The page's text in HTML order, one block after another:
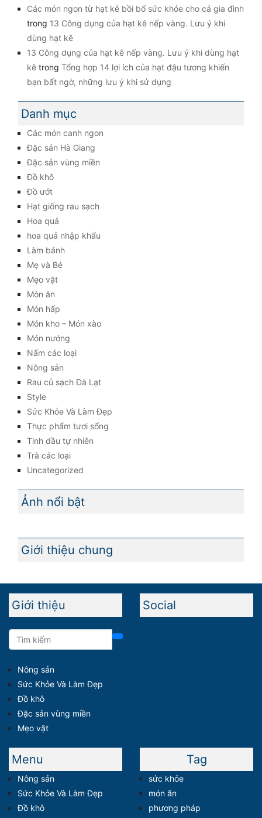
Các món ngon từ hạt kê bồi bổ sức khỏe cho cả gia đình
trong 13 Công dụng của hạt kê nếp vàng. Lưu ý khi
dùng hạt kê
13 Công dụng của hạt kê nếp vàng. Lưu ý khi dùng hạt
kê trong Tổng hợp 14 lợi ích của hạt đậu tương khiến
bạn bất ngờ, những lưu ý khi sử dụng
Danh mục
Các món canh ngon
Đặc sản Hà Giang
Đặc sản vùng miền
Đồ khô
Đồ ướt
Hạt giống rau sạch
Hoa quả
hoa quả nhập khẩu
Làm bánh
Mẹ và Bé
Mẹo vặt
Món ăn
Món hấp
Món kho – Món xào
Món nướng
Nấm các loại
Nông sản
Rau củ sạch Đà Lạt
Style
Sức Khỏe Và Làm Đẹp
Thực phẩm tươi sống
Tinh dầu tự nhiên
Trà các loại
Uncategorized
Ảnh nổi bật
Giới thiệu chung
Giới thiệu
Nông sản
Sức Khỏe Và Làm Đẹp
Đồ khô
Đặc sản vùng miền
Mẹo vặt
Social
Menu
Nông sản
Sức Khỏe Và Làm Đẹp
Đồ khô
Tag
sức khỏe
món ăn
phương pháp